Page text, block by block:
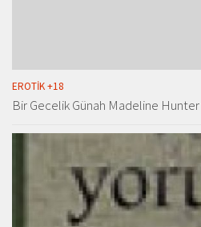
EROTIK +18
Bir Gecelik Günah Madeline Hunter